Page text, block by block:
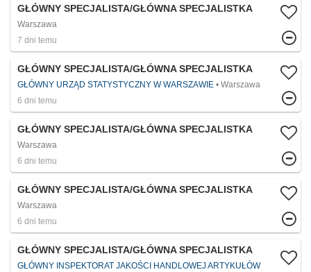
GŁÓWNY SPECJALISTA/GŁÓWNA SPECJALISTKA
Warszawa
7 dni temu
GŁÓWNY SPECJALISTA/GŁÓWNA SPECJALISTKA
GŁÓWNY URZĄD STATYSTYCZNY W WARSZAWIE
Warszawa
6 dni temu
GŁÓWNY SPECJALISTA/GŁÓWNA SPECJALISTKA
Warszawa
6 dni temu
GŁÓWNY SPECJALISTA/GŁÓWNA SPECJALISTKA
Warszawa
6 dni temu
GŁÓWNY SPECJALISTA/GŁÓWNA SPECJALISTKA
GŁÓWNY INSPEKTORAT JAKOŚCI HANDLOWEJ ARTYKUŁÓW